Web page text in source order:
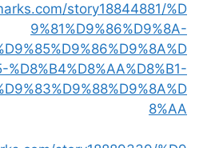
story18844881/%D
9%81%D9%86%D9%8A-
%D8%B4%D8%AA%D8%B1-
8%AA